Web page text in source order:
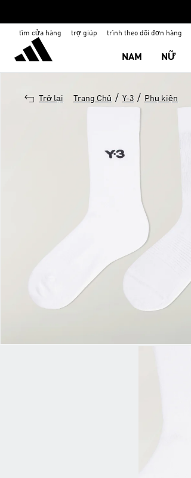
tìm cửa hàng trợ giúp trình theo dõi đơn hàng
NAM NỮ
Trở lại Trang Chủ / Y-3 / Phụ kiện